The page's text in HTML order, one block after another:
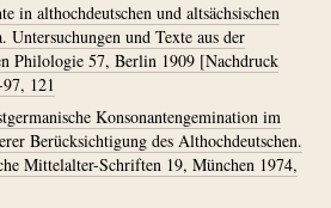
in althochdeutschen und altsächsischen
Untersuchungen und Texte aus der
Philologie 57, Berlin 1909 [Nachdruck
121
Konsonantengemination im
Berücksichtigung des Althochdeutschen.
Mittelalter-Schriften 19, München 1974,